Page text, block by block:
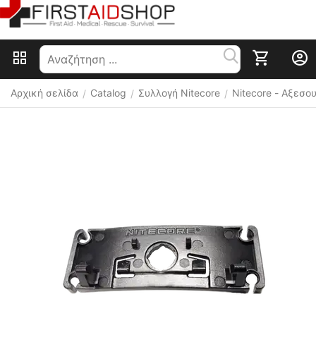
Αρχική σελίδα / Catalog / Συλλογή Nitecore / Nitecore -